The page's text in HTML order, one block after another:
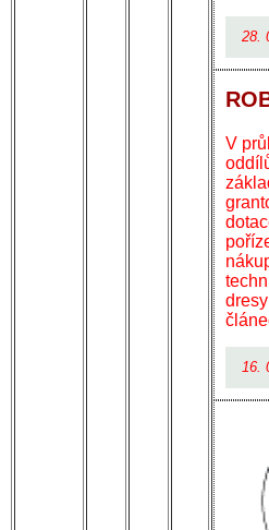
28.
V
16.